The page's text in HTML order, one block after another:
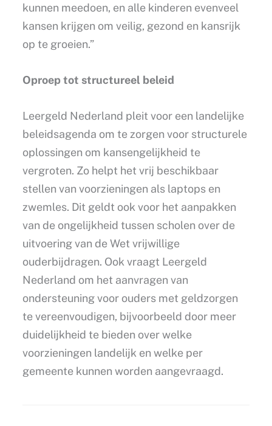
kunnen meedoen, en alle kinderen evenveel
kansen krijgen om veilig, gezond en kansrijk
op te groeien.”
Oproep tot structureel beleid
Leergeld Nederland pleit voor een landelijke
beleidsagenda om te zorgen voor structurele
oplossingen om kansengelijkheid te
vergroten. Zo helpt het vrij beschikbaar
stellen van voorzieningen als laptops en
zwemles. Dit geldt ook voor het aanpakken
van de ongelijkheid tussen scholen over de
uitvoering van de Wet vrijwillige
ouderbijdragen. Ook vraagt Leergeld
Nederland om het aanvragen van
ondersteuning voor ouders met geldzorgen
te vereenvoudigen, bijvoorbeeld door meer
duidelijkheid te bieden over welke
voorzieningen landelijk en welke per
gemeente kunnen worden aangevraagd.